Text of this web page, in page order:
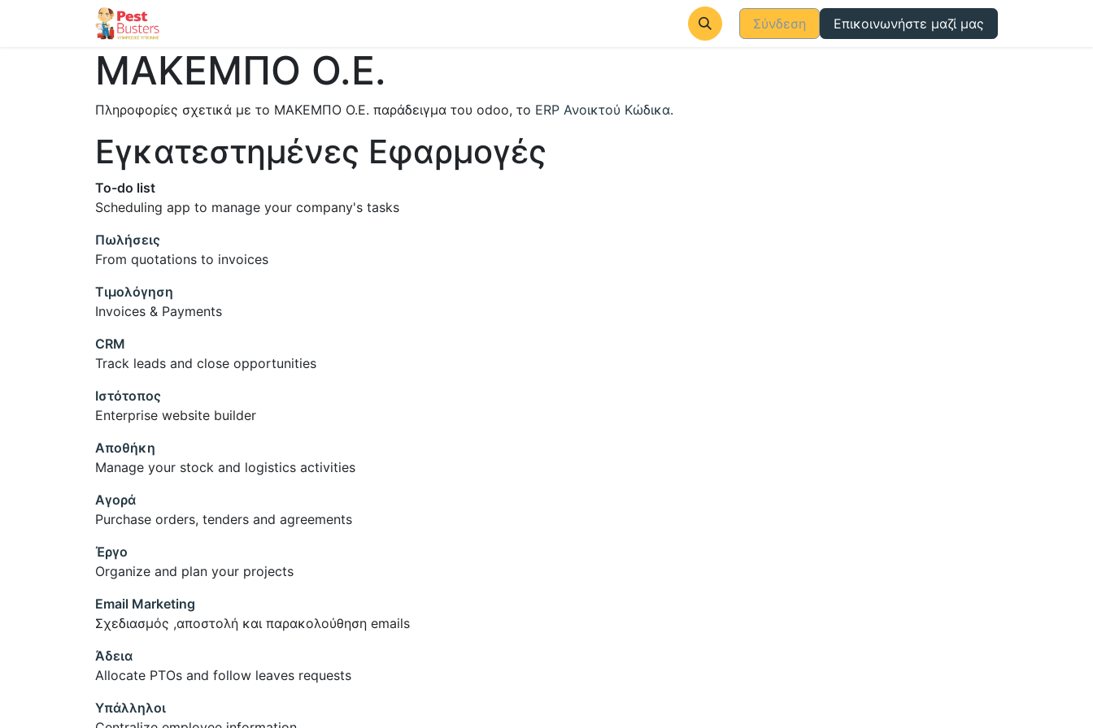
Σύνδεση Επικοινωνήστε μαζί μας
ΜΑΚΕΜΠΟ Ο.Ε.
Πληροφορίες σχετικά με το ΜΑΚΕΜΠΟ Ο.Ε. παράδειγμα του odoo, το ERP Ανοικτού Κώδικα.
Εγκατεστημένες Εφαρμογές
To-do list
Scheduling app to manage your company's tasks
Πωλήσεις
From quotations to invoices
Τιμολόγηση
Invoices & Payments
CRM
Track leads and close opportunities
Ιστότοπος
Enterprise website builder
Αποθήκη
Manage your stock and logistics activities
Αγορά
Purchase orders, tenders and agreements
Έργο
Organize and plan your projects
Email Marketing
Σχεδιασμός ,αποστολή και παρακολούθηση emails
Άδεια
Allocate PTOs and follow leaves requests
Υπάλληλοι